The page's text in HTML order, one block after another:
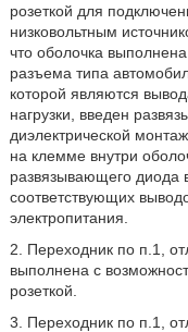
розеткой для
низковольтным
что оболочка
разъема типа
которой являются
нагрузки, введен
диэлектрической
на клемме внутри
развязывающего диода
соответствующих
электропитания.
2. Переходник по п.1,
выполнена с
розеткой.
3. Переходник по п.1,